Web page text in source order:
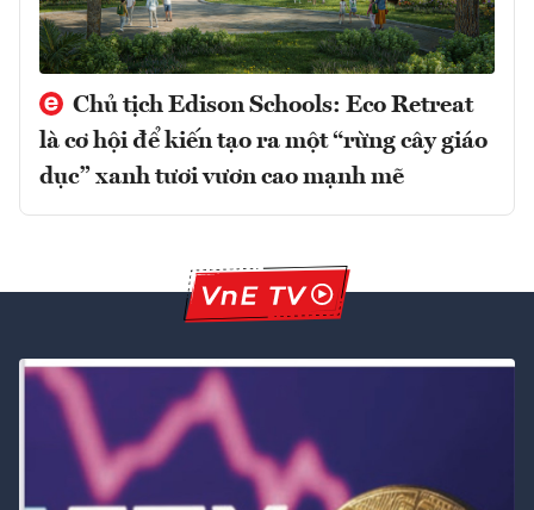
Chủ tịch Edison Schools: Eco Retreat
là cơ hội để kiến tạo ra một “rừng cây giáo
dục” xanh tươi vươn cao mạnh mẽ